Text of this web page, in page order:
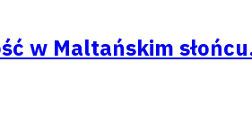
w Maltańskim